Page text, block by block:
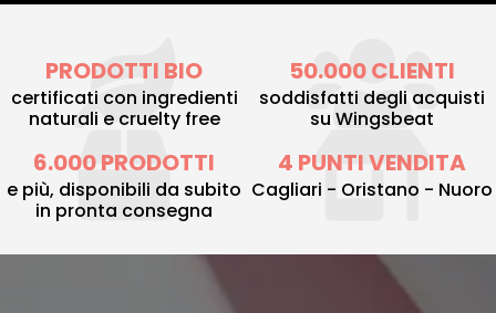
PRODOTTI BIO
certificati con ingredienti
naturali e cruelty free
50.000 CLIENTI
soddisfatti degli acquisti
su Wingsbeat
6.000 PRODOTTI
e più, disponibili da subito
in pronta consegna
4 PUNTI VENDITA
Cagliari - Oristano - Nuoro